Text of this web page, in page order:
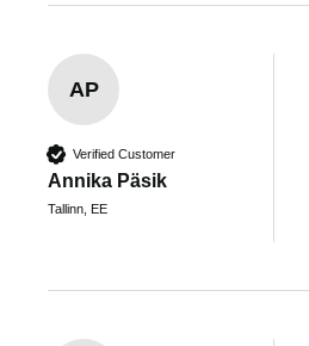
AP
Verified Customer
Annika Päsik
Tallinn, EE